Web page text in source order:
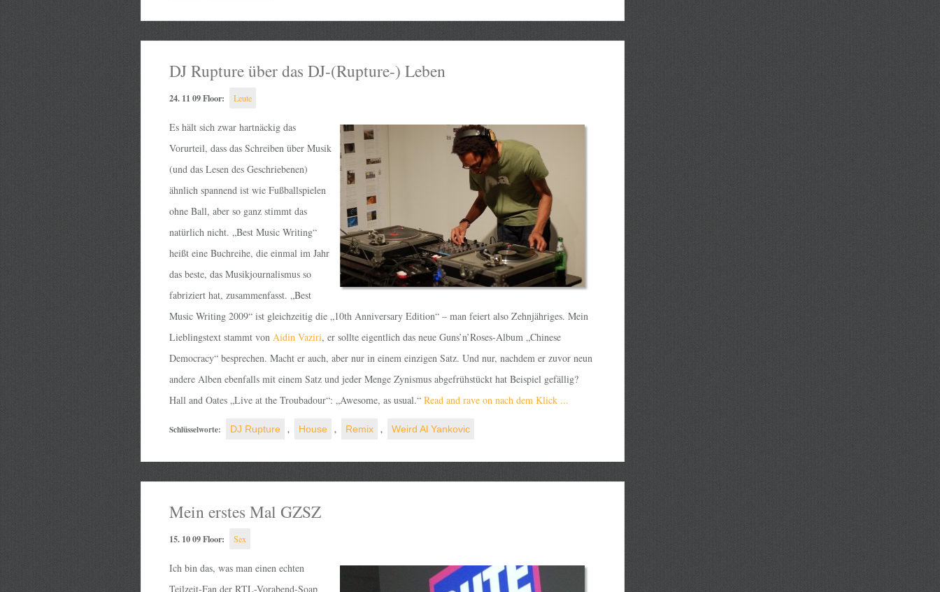
DJ Rupture über das DJ-(Rupture-) Leben
24. 11 09 Floor: Leute
Es hält sich zwar hartnäckig das
Vorurteil, dass das Schreiben über Musik
(und das Lesen des Geschriebenen)
ähnlich spannend ist wie Fußballspielen
ohne Ball, aber so ganz stimmt das
natürlich nicht. „Best Music Writing“
heißt eine Buchreihe, die einmal im Jahr
das beste, das Musikjournalismus so
fabriziert hat, zusammenfasst. „Best
Music Writing 2009“ ist gleichzeitig die „10th Anniversary Edition“ – man feiert also Zehnjähriges. Mein
Lieblingstext stammt von Aidin Vaziri, er sollte eigentlich das neue Guns’n’Roses-Album „Chinese
Democracy“ besprechen. Macht er auch, aber nur in einem einzigen Satz. Und nur, nachdem er zuvor neun
andere Alben ebenfalls mit einem Satz und jeder Menge Zynismus abgefrühstückt hat Beispiel gefällig?
Hall and Oates „Live at the Troubadour“: „Awesome, as usual.“ Read and rave on nach dem Klick ...
Schlüsselworte: DJ Rupture , House , Remix , Weird Al Yankovic
Mein erstes Mal GZSZ
15. 10 09 Floor: Sex
Ich bin das, was man einen echten
Teilzeit-Fan der RTL-Vorabend-Soap